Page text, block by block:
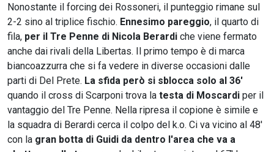
Nonostante il forcing dei Rossoneri, il punteggio rimane sul
2-2 sino al triplice fischio. Ennesimo pareggio, il quarto di
fila, per il Tre Penne di Nicola Berardi che viene fermato
anche dai rivali della Libertas. Il primo tempo è di marca
biancoazzurra che si fa vedere in diverse occasioni dalle
parti di Del Prete. La sfida però si sblocca solo al 36'
quando il cross di Scarponi trova la testa di Moscardi per il
vantaggio del Tre Penne. Nella ripresa il copione è simile e
la squadra di Berardi cerca il colpo del k.o. Ci va vicino al 48'
con la gran botta di Guidi da dentro l'area che va a